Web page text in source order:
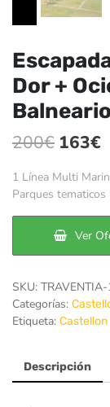
Dor +
200€ El
precio
original
era:
200€.
163€
1 Línea Multi
Parques tematicos
Ver
SKU:
Categorías:
Etiqueta: Castellon
Descripción